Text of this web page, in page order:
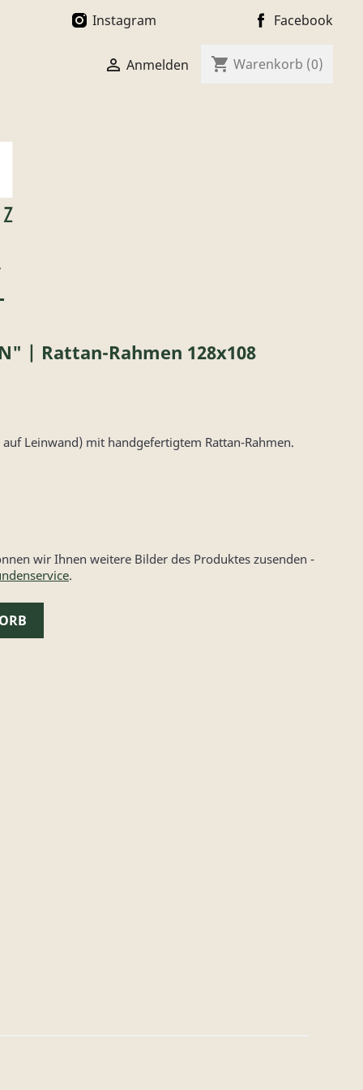
Instagram Facebook
 Anmelden shopping_cart Warenkorb (0)
| Rattan-Rahmen 128x108
Leinwand) mit handgefertigtem Rattan-Rahmen.
wir Ihnen weitere Bilder des Produktes zusenden -
.